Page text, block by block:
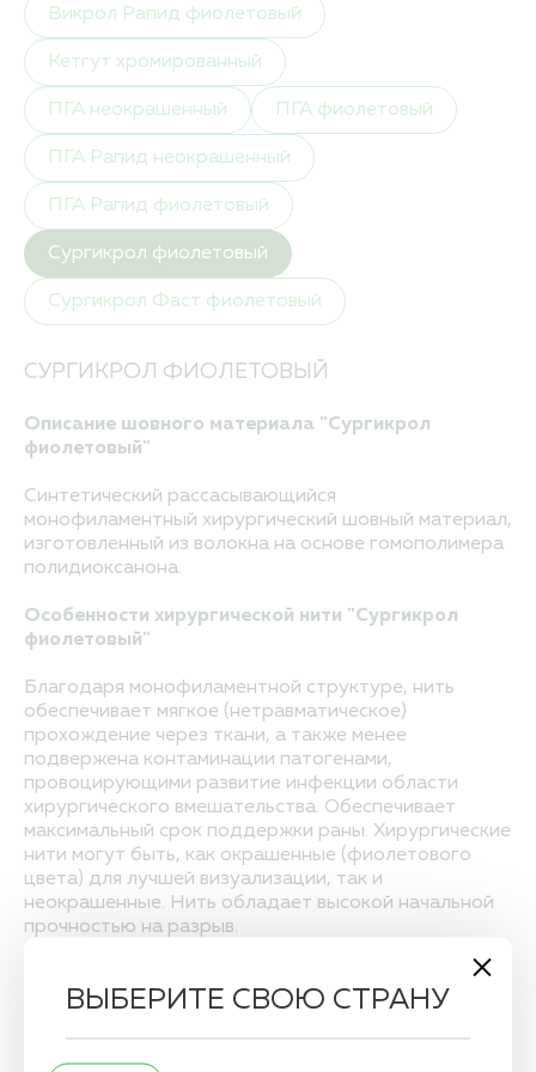
Викрол Рапид фиолетовый
Кетгут хромированный
ПГА неокрашенный ПГА фиолетовый
ПГА Рапид неокрашенный
ПГА Рапид фиолетовый
Сургикрол фиолетовый
Сургикрол Фаст фиолетовый
ПРИМЕНИТЬ
СБРОСИТЬ ФИЛЬТР
СУРГИКРОЛ ФИОЛЕТОВЫЙ
Описание шовного материала "Сургикрол
фиолетовый"
Синтетический рассасывающийся
монофиламентный хирургический шовный материал,
изготовленный из волокна на основе гомополимера
полидиоксанона.
Особенности хирургической нити "Сургикрол
фиолетовый"
Благодаря монофиламентной структуре, нить
обеспечивает мягкое (нетравматическое)
прохождение через ткани, а также менее
подвержена контаминации патогенами,
провоцирующими развитие инфекции области
хирургического вмешательства. Обеспечивает
максимальный срок поддержки раны. Хирургические
нити могут быть, как окрашенные (фиолетового
цвета) для лучшей визуализации, так и
неокрашенные. Нить обладает высокой начальной
прочностью на разрыв.
Длительный
фильтр
ВЫБЕРИТЕ СВОЮ СТРАНУ